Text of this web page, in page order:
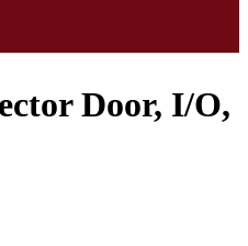
Door, I/O,